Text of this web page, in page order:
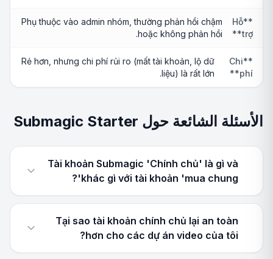
**Hỗ
trợ**
Phụ thuộc vào admin nhóm, thường phản hồi chậm
hoặc không phản hồi.
**Chi
phí**
Rẻ hơn, nhưng chi phí rủi ro (mất tài khoản, lộ dữ
liệu) là rất lớn.
الأسئلة الشائعة حول Submagic Starter
Tài khoản Submagic 'Chính chủ' là gì và
khác gì với tài khoản 'mua chung'?
Tại sao tài khoản chính chủ lại an toàn
hơn cho các dự án video của tôi?